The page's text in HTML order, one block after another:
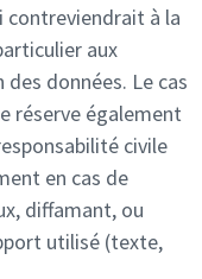
contreviendrait à la
aux
données. Le cas
réserve également
civile
en cas de
diffamant, ou
utilisé (texte,